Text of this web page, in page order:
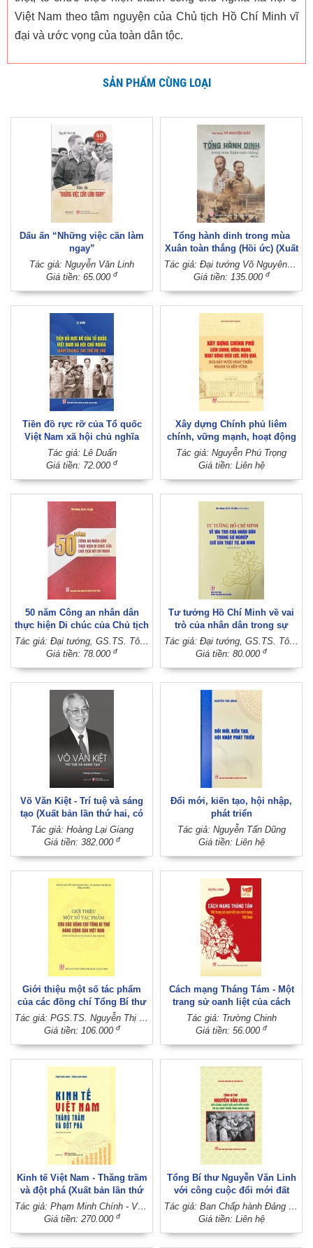
Việt Nam theo tâm nguyện của Chủ tịch Hồ Chí Minh vĩ
đại và ước vọng của toàn dân tộc.
SẢN PHẨM CÙNG LOẠI
Dấu ấn “Những việc cần làm
ngay”
Tác giả: Nguyễn Văn Linh
Giá tiền: 65.000 đ
Tổng hành dinh trong mùa
Xuân toàn thắng (Hồi ức) (Xuất
bản lần thứ 12)
Tác giả: Đại tướng Võ Nguyên Giáp (Phạm Chí Nhân thể hiện)
Giá tiền: 135.000 đ
Tiền đồ rực rỡ của Tổ quốc
Việt Nam xã hội chủ nghĩa
nằm trong tay thế hệ trẻ
Tác giả: Lê Duẩn
Giá tiền: 72.000 đ
Xây dựng Chính phủ liêm
chính, vững mạnh, hoạt động
hiệu lực, hiệu quả, đưa đất
nước phát triển nhanh và bền
Tác giả: Nguyễn Phú Trọng
Giá tiền: Liên hệ
50 năm Công an nhân dân
thực hiện Di chúc của Chủ tịch
Hồ Chí Minh (Xuất bản lần thứ
hai)
Tác giả: Đại tướng, GS.TS. Tô Lâm
Giá tiền: 78.000 đ
Tư tưởng Hồ Chí Minh về vai
trò của nhân dân trong sự
nghiệp giữ gìn trật tự, an ninh
(Xuất bản lần thứ ba)
Tác giả: Đại tướng, GS.TS. Tô Lâm (Chủ biên)
Giá tiền: 80.000 đ
Võ Văn Kiệt - Trí tuệ và sáng
tạo (Xuất bản lần thứ hai, có
chỉnh sửa)
Tác giả: Hoàng Lại Giang
Giá tiền: 382.000 đ
Đổi mới, kiến tạo, hội nhập,
phát triển
Tác giả: Nguyễn Tấn Dũng
Giá tiền: Liên hệ
Giới thiệu một số tác phẩm
của các đồng chí Tổng Bí thư
Đảng Cộng sản Việt Nam
(Dành cho bậc đại học hệ
Tác giả: PGS.TS. Nguyễn Thị Thanh Tùng - TS. Hoàng Thị Thuận (Đồng chủ biên)
Giá tiền: 106.000 đ
Cách mạng Tháng Tám - Một
trang sử oanh liệt của cách
mạng Việt Nam
Tác giả: Trường Chinh
Giá tiền: 56.000 đ
Kinh tế Việt Nam - Thăng trầm
và đột phá (Xuất bản lần thứ
ba)
Tác giả: Phạm Minh Chính - Vương Quân Hoàng
Giá tiền: 270.000 đ
Tổng Bí thư Nguyễn Văn Linh
với công cuộc đổi mới đất
nước và sự phát triển tỉnh
Hưng Yên
Tác giả: Ban Chấp hành Đảng bộ tỉnh Hưng Yên
Giá tiền: Liên hệ